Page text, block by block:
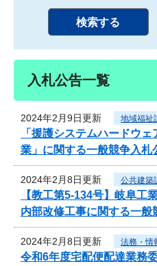
入札公告一覧
2024年2月9日更新 地域福祉
「援護システムハードウ
業」に関する一般競争入札
2024年2月8日更新 公共建築
【教工第5-134号】岐阜工
内部改修工事に関する一般
2024年2月8日更新 法務・情
令和6年度宅配便配達業務